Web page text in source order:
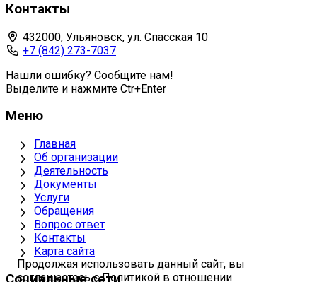
Контакты
432000, Ульяновск, ул. Спасская 10
+7 (842) 273-7037
Нашли ошибку? Сообщите нам!
Выделите и нажмите Ctr+Enter
Меню
Главная
Об организации
Деятельность
Документы
Услуги
Обращения
Вопрос ответ
Контакты
Карта сайта
Продолжая использовать данный сайт, вы
соглашаетесь с Политикой в отношении